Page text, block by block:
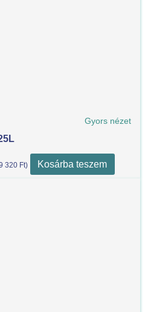
Gyors nézet
320 Ft) Kosárba teszem